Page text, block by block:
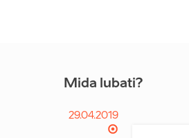
Mida lubati?
29.04.2019